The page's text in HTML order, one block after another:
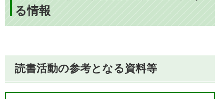
る情報
読書活動の参考となる資料等